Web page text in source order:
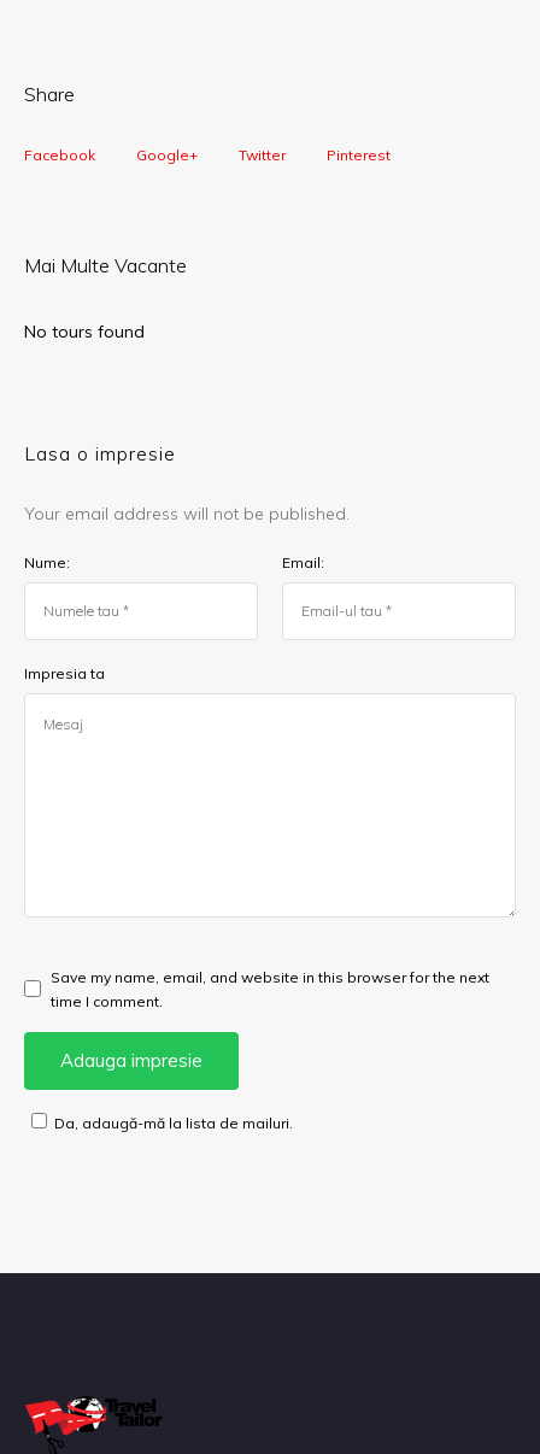
Share
Facebook Google+ Twitter Pinterest
Mai Multe Vacante
No tours found
Lasa o impresie
Your email address will not be published.
Nume: Email:
Impresia ta
Save my name, email, and website in this browser for the next
time I comment.
Da, adaugă-mă la lista de mailuri.